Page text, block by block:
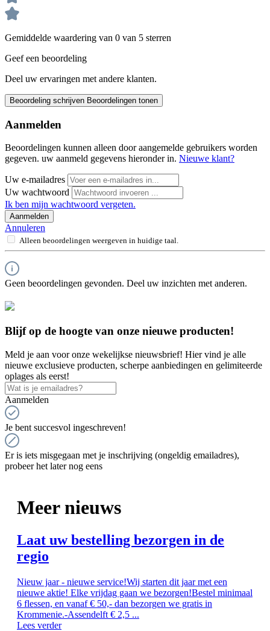
Gemiddelde waardering van 0 van 5 sterren
Geef een beoordeling
Deel uw ervaringen met andere klanten.
Beoordeling schrijven Beoordelingen tonen
Aanmelden
Beoordelingen kunnen alleen door aangemelde gebruikers worden
gegeven. uw aanmeld gegevens hieronder in. Nieuwe klant?
Uw e-mailadres
Uw wachtwoord
Ik ben mijn wachtwoord vergeten.
Aanmelden
Annuleren
Alleen beoordelingen weergeven in huidige taal.
Geen beoordelingen gevonden. Deel uw inzichten met anderen.
Blijf op de hoogte van onze nieuwe producten!
Meld je aan voor onze wekelijkse nieuwsbrief! Hier vind je alle
nieuwe exclusieve producten, scherpe aanbiedingen en gelimiteerde
oplages als eerst!
Aanmelden
Je bent succesvol ingeschreven!
Er is iets misgegaan met je inschrijving (ongeldig emailadres),
probeer het later nog eens
Meer nieuws
Laat uw bestelling bezorgen in de
regio
Nieuw jaar - nieuwe service!Wij starten dit jaar met een
nieuwe aktie! Elke vrijdag gaan we bezorgen!Bestel minimaal
6 flessen, en vanaf € 50,- dan bezorgen we gratis in
Krommenie.-Assendelft € 2,5 ...
Lees verder